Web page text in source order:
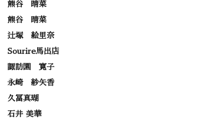
熊谷 晴菜
熊谷 晴菜
辻塚 絵里奈
Sourire馬出店
諏訪園 寛子
永崎 紗矢香
久冨真瑚
石井 美華